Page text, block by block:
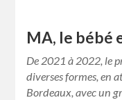
MA, le bébé
De 2021 à 2022, le
diverses formes, en
Bordeaux, avec un